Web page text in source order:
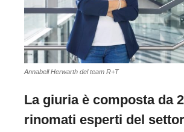
Annabell Herwarth del team R+T
La giuria è composta da
rinomati esperti del